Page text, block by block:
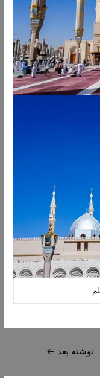
نوشته بعد ←